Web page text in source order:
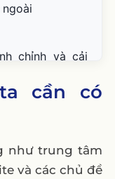
chỉnh và cải
FAQ
cần có
như trung tâm
và các chủ đề